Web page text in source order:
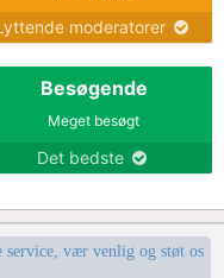
moderatorer
Besøgende
Meget besøgt
Det bedste
service, vær venlig og støt os